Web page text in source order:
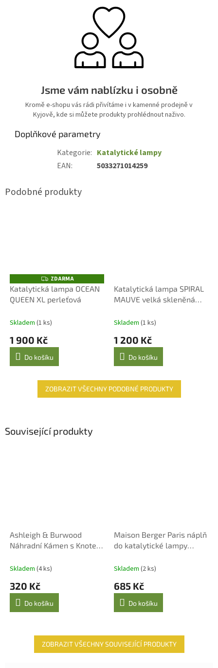
Jsme vám nablízku i osobně
Kromě e-shopu vás rádi přivítáme i v kamenné prodejně v
Kyjově, kde si můžete produkty prohlédnout naživo.
Doplňkové parametry
Kategorie: Katalytické lampy
EAN: 5033271014259
Z
D
A
R
M
ZDARMA
Katalytická lampa OCEAN
QUEEN XL perleťová
Skladem (1 ks)
1 900 Kč
Do košíku
Katalytická lampa SPIRAL
MAUVE velká skleněná
Skladem (1 ks)
1 200 Kč
Do košíku
ZOBRAZIT VŠECHNY PODOBNÉ PRODUKTY
Související produkty
Ashleigh & Burwood
Náhradní Kámen s Knotem
Lampy
Skladem (4 ks)
320 Kč
Do košíku
Maison Berger Paris náplň
do katalytické lampy
Skladem (2 ks)
685 Kč
Do košíku
ZOBRAZIT VŠECHNY SOUVISEJÍCÍ PRODUKTY